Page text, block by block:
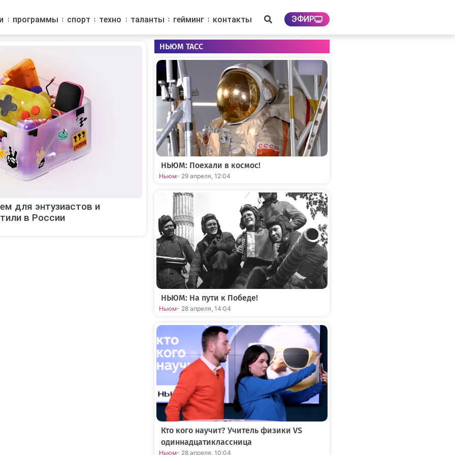
программы спорт техно таланты гейминг контакты ЭФИР
для энтузиастов и
в России
НЬЮМ ТАСС
НЬЮМ: Поехали в космос!
Ньюм- 29 апреля, 12:04
НЬЮМ: На пути к Победе!
Ньюм- 28 апреля, 14:04
Кто кого научит? Учитель физики VS
одиннадцатиклассница
Ньюм- 28 апреля, 10:04